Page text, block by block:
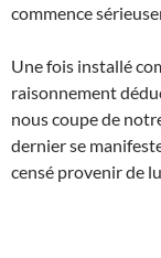
commence
Une fois installé
raisonnement
nous coupe de
dernier se
censé provenir de